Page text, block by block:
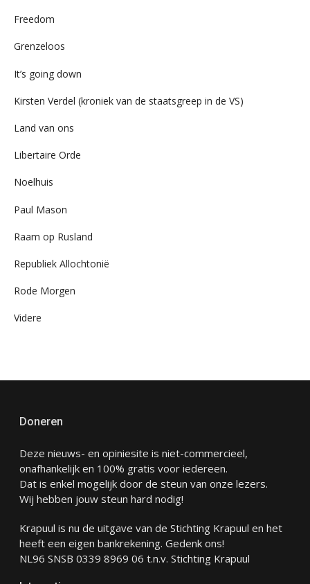
Freedom
Grenzeloos
It’s going down
Kirsten Verdel (kroniek van de staatsgreep in de VS)
Land van ons
Libertaire Orde
Noelhuis
Paul Mason
Raam op Rusland
Republiek Allochtonië
Rode Morgen
Videre
Doneren
Deze nieuws- en opiniesite is niet-commercieel,
onafhankelijk en 100% gratis voor iedereen.
Dat is enkel mogelijk door de steun van onze lezers.
Wij hebben jouw steun hard nodig!
Krapuul is nu de uitgave van de Stichting Krapuul en het
heeft een eigen bankrekening. Gedenk ons!
NL96 SNSB 0339 8969 06 t.n.v. Stichting Krapuul